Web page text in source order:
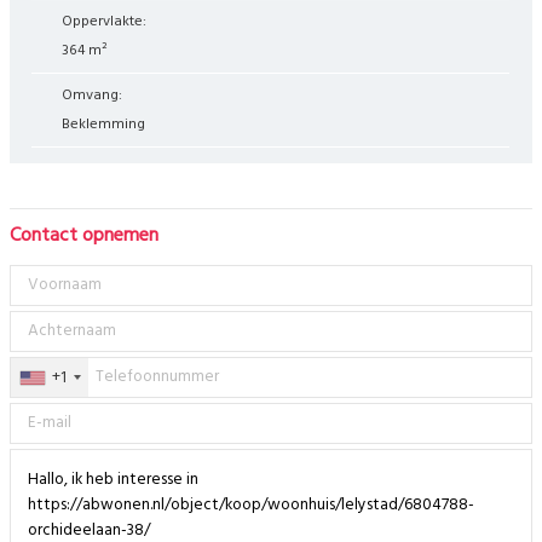
Oppervlakte:
364 m²
Omvang:
Beklemming
Contact opnemen
+1